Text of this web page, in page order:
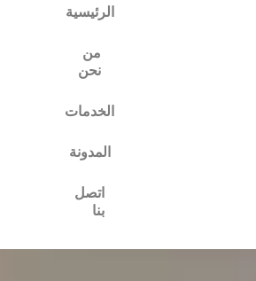
الرئيسية
من
نحن
الخدمات
المدونة
اتصل
بنا